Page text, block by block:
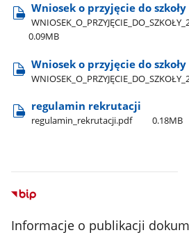
Wniosek o przyjęcie do
0.09MB
Wniosek o przyjęcie do
regulamin rekrutacji
regulamin​_rekrutacji.pdf 0.18MB
Informacje o publikacji